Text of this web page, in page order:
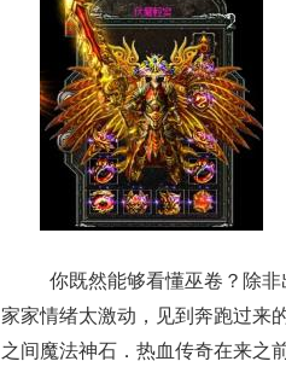
你既然能够看懂巫卷？除
家家情绪太激动，见到奔跑过来
之间魔法神石．热血传奇在来之